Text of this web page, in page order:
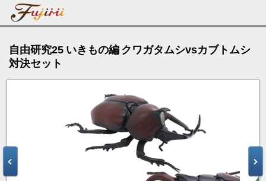
自由研究25 いきもの編 クワガタムシvsカブトムシ
対決セット